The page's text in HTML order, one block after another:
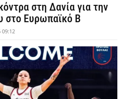
στη Δανία για την
στο Ευρωπαϊκό Β
09:12